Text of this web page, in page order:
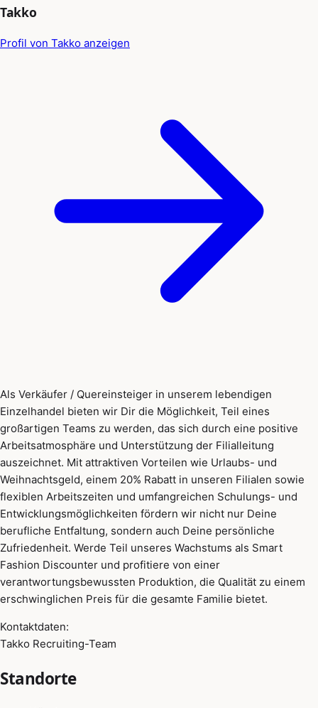
Takko
Profil von Takko anzeigen
Als Verkäufer / Quereinsteiger in unserem lebendigen
Einzelhandel bieten wir Dir die Möglichkeit, Teil eines
großartigen Teams zu werden, das sich durch eine positive
Arbeitsatmosphäre und Unterstützung der Filialleitung
auszeichnet. Mit attraktiven Vorteilen wie Urlaubs- und
Weihnachtsgeld, einem 20% Rabatt in unseren Filialen sowie
flexiblen Arbeitszeiten und umfangreichen Schulungs- und
Entwicklungsmöglichkeiten fördern wir nicht nur Deine
berufliche Entfaltung, sondern auch Deine persönliche
Zufriedenheit. Werde Teil unseres Wachstums als Smart
Fashion Discounter und profitiere von einer
verantwortungsbewussten Produktion, die Qualität zu einem
erschwinglichen Preis für die gesamte Familie bietet.
Kontaktdaten:
Takko Recruiting-Team
Standorte